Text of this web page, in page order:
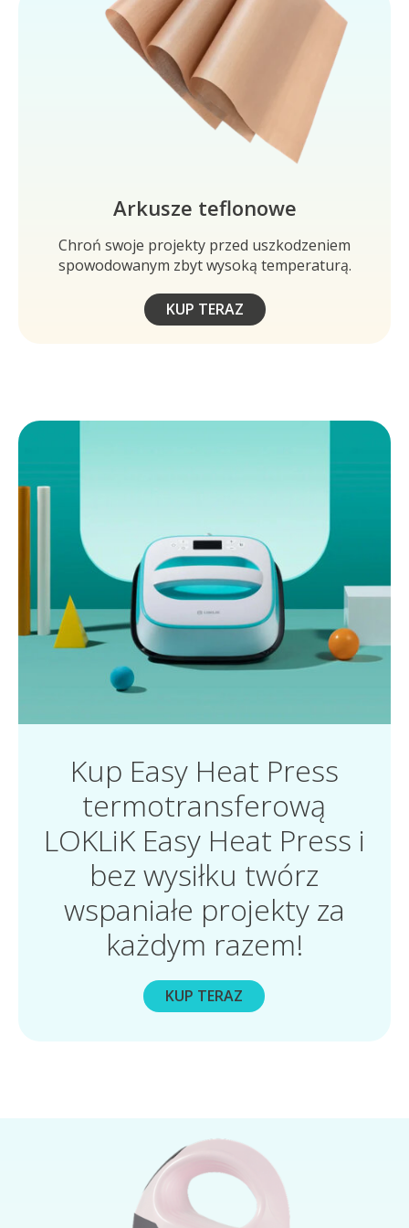
Arkusze teflonowe
Chroń swoje projekty przed uszkodzeniem
spowodowanym zbyt wysoką temperaturą.
KUP TERAZ
Kup Easy Heat Press
termotransferową
LOKLiK Easy Heat Press i
bez wysiłku twórz
wspaniałe projekty za
każdym razem!
KUP TERAZ